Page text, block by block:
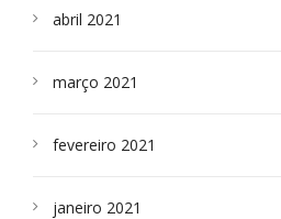
abril 2021
março 2021
fevereiro 2021
janeiro 2021